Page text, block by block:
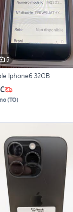
5
Iphone6 32GB
(TO)